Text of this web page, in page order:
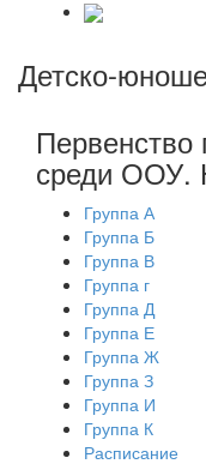
Детско-
Первенство
среди ООУ.
Группа А
Группа Б
Группа В
Группа г
Группа Д
Группа Е
Группа Ж
Группа З
Группа И
Группа К
Расписание